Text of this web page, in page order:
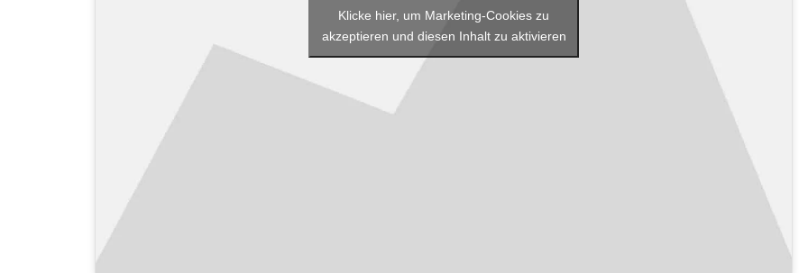
Klicke hier, um Marketing-Cookies zu
akzeptieren und diesen Inhalt zu aktivieren